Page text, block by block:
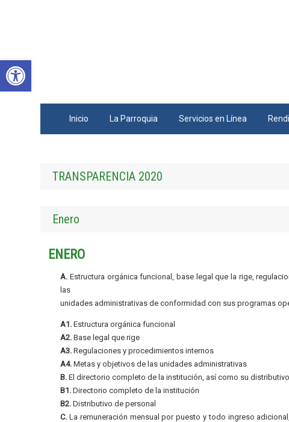
Inicio La Parroquia Servicios en Línea
TRANSPARENCIA 2020
Enero
ENERO
A. Estructura orgánica funcional, base legal que la rige,
las
unidades administrativas de conformidad con sus programas
A1. Estructura orgánica funcional
A2. Base legal que rige
A3. Regulaciones y procedimientos internos
A4. Metas y objetivos de las unidades administrativas
B. El directorio completo de la institución, así como su
B1. Directorio completo de la institución
B2. Distributivo de personal
C. La remuneración mensual por puesto y todo ingreso
Abrir barra de herramientas